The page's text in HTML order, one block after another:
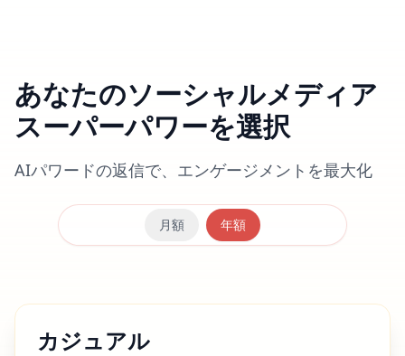
あなたのソーシャルメディア
スーパーパワーを選択
AIパワードの返信で、エンゲージメントを最大化
月額 年額
カジュアル